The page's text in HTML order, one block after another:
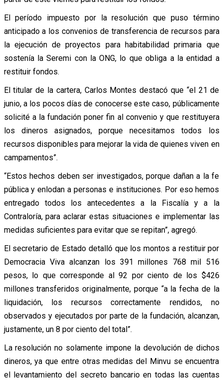
El período impuesto por la resolución que puso término
anticipado a los convenios de transferencia de recursos para
la ejecución de proyectos para habitabilidad primaria que
sostenía la Seremi con la ONG, lo que obliga a la entidad a
restituir fondos.
El titular de la cartera, Carlos Montes destacó que “el 21 de
junio, a los pocos días de conocerse este caso, públicamente
solicité a la fundación poner fin al convenio y que restituyera
los dineros asignados, porque necesitamos todos los
recursos disponibles para mejorar la vida de quienes viven en
campamentos”.
“Estos hechos deben ser investigados, porque dañan a la fe
pública y enlodan a personas e instituciones. Por eso hemos
entregado todos los antecedentes a la Fiscalía y a la
Contraloría, para aclarar estas situaciones e implementar las
medidas suficientes para evitar que se repitan”, agregó.
El secretario de Estado detalló que los montos a restituir por
Democracia Viva alcanzan los 391 millones 768 mil 516
pesos, lo que corresponde al 92 por ciento de los $426
millones transferidos originalmente, porque “a la fecha de la
liquidación, los recursos correctamente rendidos, no
observados y ejecutados por parte de la fundación, alcanzan,
justamente, un 8 por ciento del total”.
La resolución no solamente impone la devolución de dichos
dineros, ya que entre otras medidas del Minvu se encuentra
el levantamiento del secreto bancario en todas las cuentas